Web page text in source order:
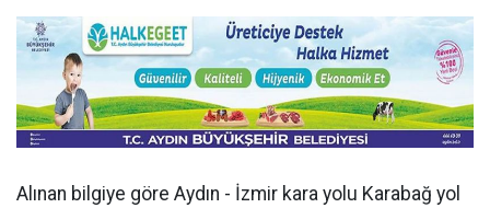
Alınan bilgiye göre Aydın - İzmir kara yolu Karabağ yol